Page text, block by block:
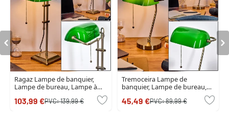
Ragaz Lampe de banquier,
Lampe de bureau, Lampe à
poser Vieux laiton, 1 lumière
103,99 €PVC:139,99 €
Tremoceira Lampe de
banquier, Lampe de bureau,
Lampe à poser Vieux laiton, 1
lumière
45,49 €PVC:89,99 €